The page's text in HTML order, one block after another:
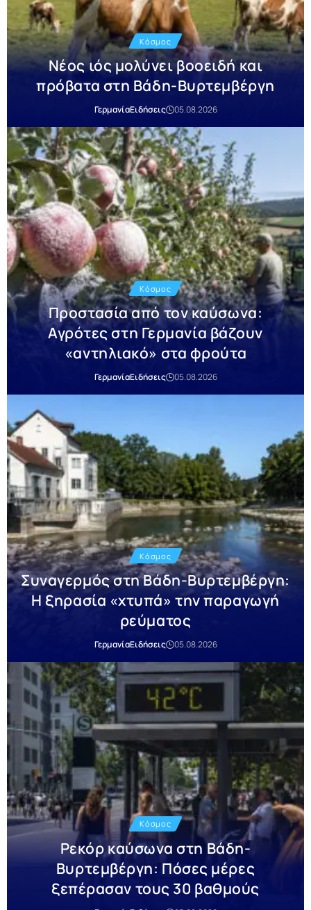
Κόσμος
Νέος ιός μολύνει βοοειδή και
πρόβατα στη Βάδη-Βυρτεμβέργη
ΓερμανίαΕιδήσεις 05.08.2026
Κόσμος
Προστασία από τον καύσωνα:
Αγρότες στη Γερμανία βάζουν
«αντηλιακό» στα φρούτα
ΓερμανίαΕιδήσεις 05.08.2026
Κόσμος
Συναγερμός στη Βάδη-Βυρτεμβέργη:
Η ξηρασία «χτυπά» την παραγωγή
ρεύματος
ΓερμανίαΕιδήσεις 05.08.2026
Κόσμος
Ρεκόρ καύσωνα στη Βάδη-
Βυρτεμβέργη: Πόσες μέρες
ξεπέρασαν τους 30 βαθμούς